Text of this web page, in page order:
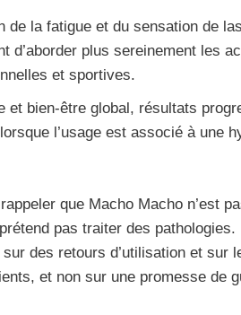
de la fatigue et du sensation de
d’aborder plus sereinement les
et sportives.
et bien-être global, résultats
l’usage est associé à une
que Macho Macho n’est
pas traiter des
des retours d’utilisation et sur
et non sur une promesse de